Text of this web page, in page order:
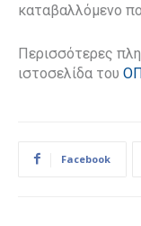
καταβαλλόμενο
Περισσότερες
ιστοσελίδα του
Facebook